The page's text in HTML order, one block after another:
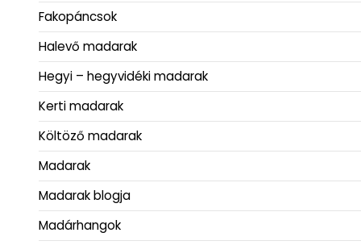
Fakopáncsok
Halevő madarak
Hegyi – hegyvidéki madarak
Kerti madarak
Költöző madarak
Madarak
Madarak blogja
Madárhangok